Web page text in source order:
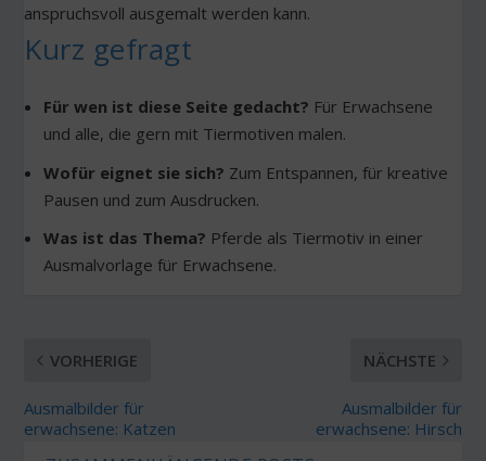
anspruchsvoll ausgemalt werden kann.
Kurz gefragt
Für wen ist diese Seite gedacht? Für Erwachsene
und alle, die gern mit Tiermotiven malen.
Wofür eignet sie sich? Zum Entspannen, für kreative
Pausen und zum Ausdrucken.
Was ist das Thema? Pferde als Tiermotiv in einer
Ausmalvorlage für Erwachsene.
VORHERIGE
Ausmalbilder für
erwachsene: Katzen
NÄCHSTE
Ausmalbilder für
erwachsene: Hirsch